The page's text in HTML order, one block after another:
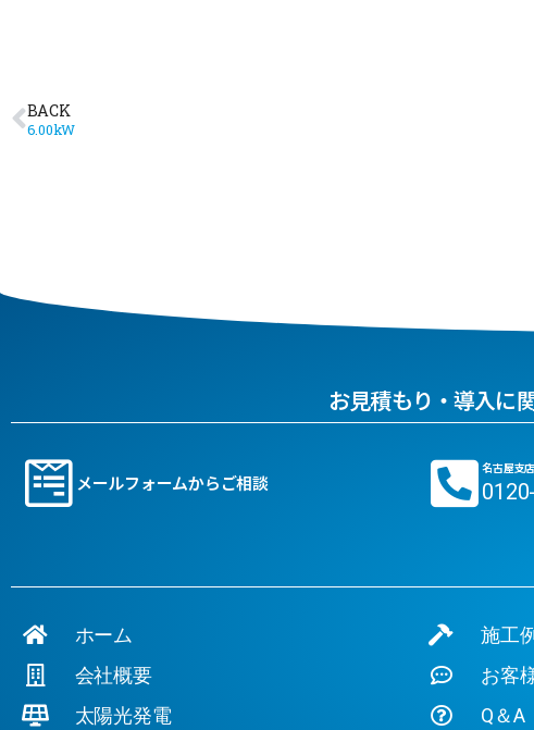
BACK
6.00kW
お見積もり・導入に
メールフォームからご相談
名古屋支
ホーム
会社概要
太陽光発電
施工例
お客
Q＆A